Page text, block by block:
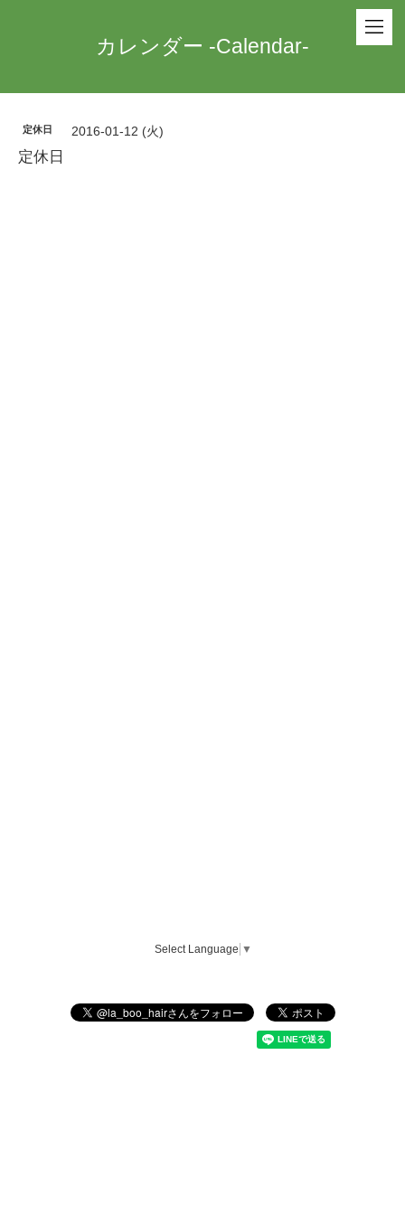
カレンダー -Calendar-
定休日 2016-01-12 (火)
定休日
Select Language ▼